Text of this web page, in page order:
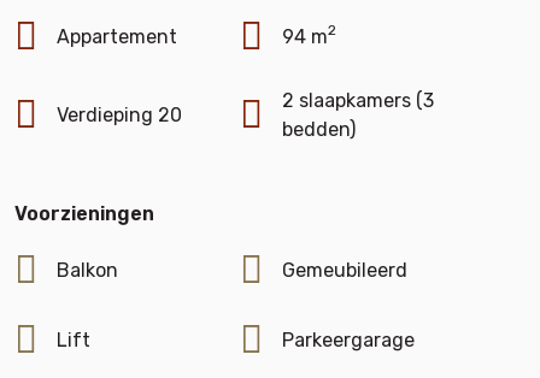
Appartement 94 m2
Verdieping 20
2 slaapkamers (3
bedden)
Voorzieningen
Balkon Gemeubileerd
Lift Parkeergarage